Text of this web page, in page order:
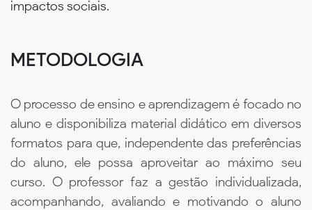
impactos sociais.
METODOLOGIA
O processo de ensino e aprendizagem é focado no
aluno e disponibiliza material didático em diversos
formatos para que, independente das preferências
do aluno, ele possa aproveitar ao máximo seu
curso. O professor faz a gestão individualizada,
acompanhando, avaliando e motivando o aluno